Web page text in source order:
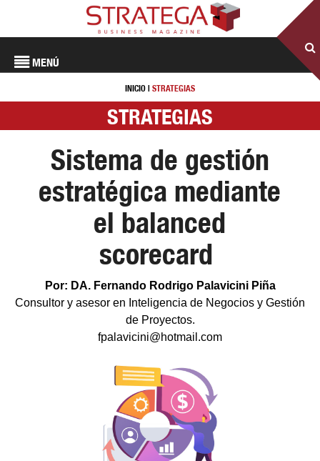
MENÚ
INICIO | STRATEGIAS
STRATEGIAS
Sistema de gestión
estratégica mediante
el balanced
scorecard
Por: DA. Fernando Rodrigo Palavicini Piña
Consultor y asesor en Inteligencia de Negocios y Gestión
de Proyectos.
fpalavicini@hotmail.com